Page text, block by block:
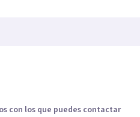
con los que puedes contactar